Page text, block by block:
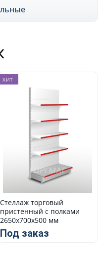
ХИТ
Стеллаж торговый
пристенный с полками
2650х700х500 мм
Под заказ